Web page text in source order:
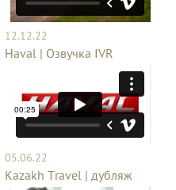
12.12.22
Haval | Озвучка IVR
05.06.22
Kazakh Travel | дубляж